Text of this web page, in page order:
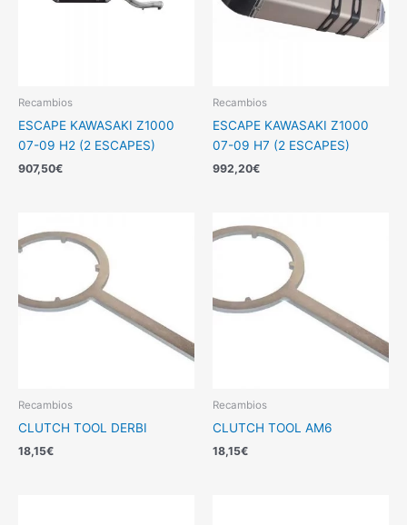
Recambios
ESCAPE KAWASAKI Z1000
07-09 H2 (2 ESCAPES)
907,50€
Recambios
ESCAPE KAWASAKI Z1000
07-09 H7 (2 ESCAPES)
992,20€
Recambios
CLUTCH TOOL DERBI
18,15€
Recambios
CLUTCH TOOL AM6
18,15€